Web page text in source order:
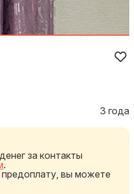
3 года
за контакты
.
предоплату, вы можете